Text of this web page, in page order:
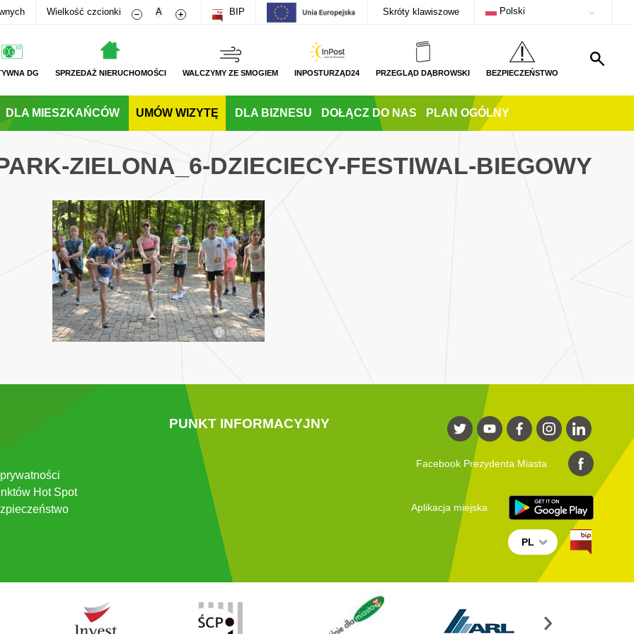
Wielkość czcionki Zmniejsz rozmiar czcionki
A Zwiększ rozmiar czcionki
BIP Skróty klawiszowe Polski
DG SPRZEDAŻ NIERUCHOMOŚCI WALCZYMY ZE SMOGIEM INPOSTURZĄD24 PRZEGLĄD DĄBROWSKI BEZPIECZEŃSTWO
DLA MIESZKAŃCÓW UMÓW WIZYTĘ DLA BIZNESU DOŁĄCZ DO NAS PLAN OGÓLNY
ZIELONA_6-DZIECIECY-FESTIWAL-BIEGOWY
Hot Spot
PUNKT INFORMACYJNY
Facebook Prezydenta Miasta
Aplikacja miejska
PL